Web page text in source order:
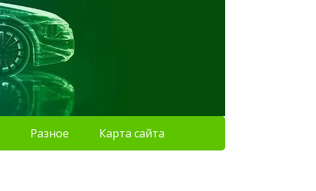
Разное Карта сайта